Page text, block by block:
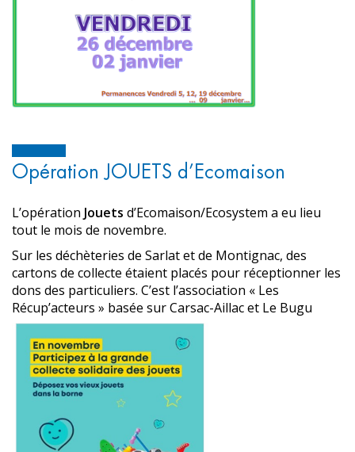
Opération JOUETS d’Ecomaison
L’opération Jouets d’Ecomaison/Ecosystem a eu lieu
tout le mois de novembre.
Sur les déchèteries de Sarlat et de Montignac, des
cartons de collecte étaient placés pour réceptionner les
dons des particuliers. C’est l’association « Les
Récup’acteurs » basée sur Carsac-Aillac et Le Bugu